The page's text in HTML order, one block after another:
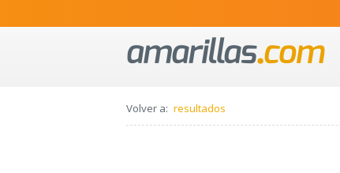
Volver a: resultados